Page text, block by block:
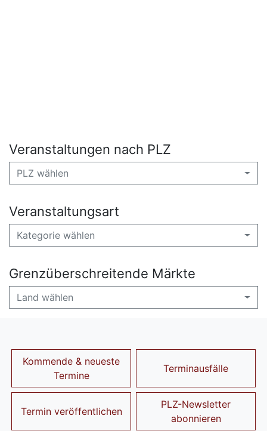
Veranstaltungen nach PLZ
PLZ wählen
Veranstaltungsart
Kategorie wählen
Grenzüberschreitende Märkte
Land wählen
Kommende & neueste
Termine
Terminausfälle
Termin veröffentlichen
PLZ-Newsletter
abonnieren